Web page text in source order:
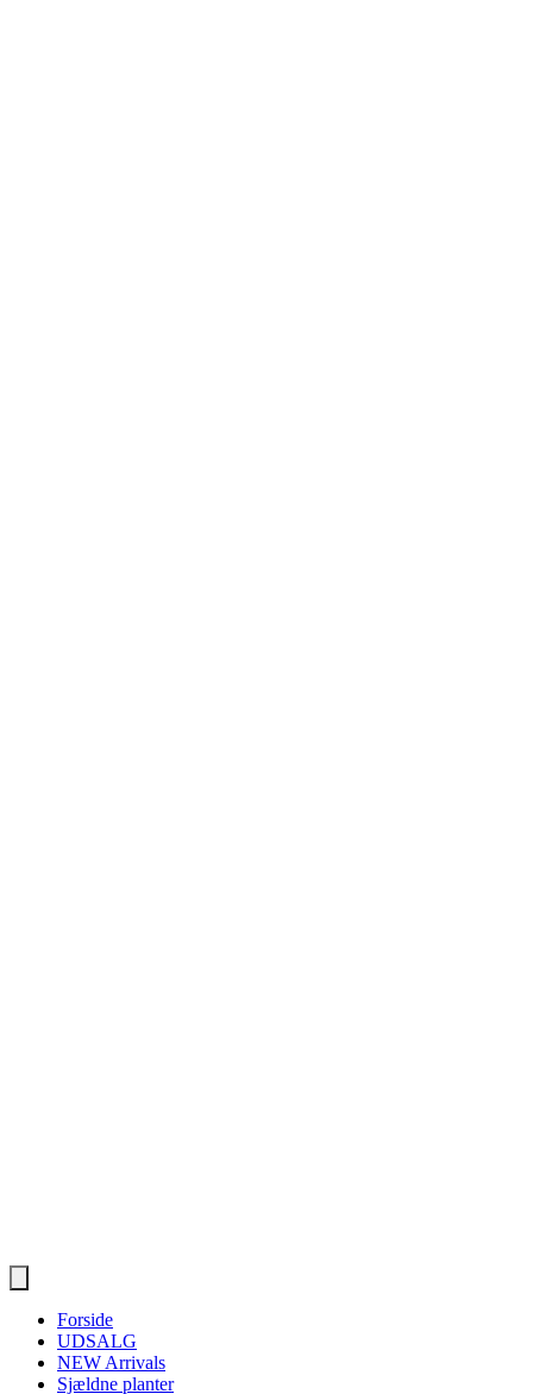
Forside
UDSALG
NEW Arrivals
Sjældne planter